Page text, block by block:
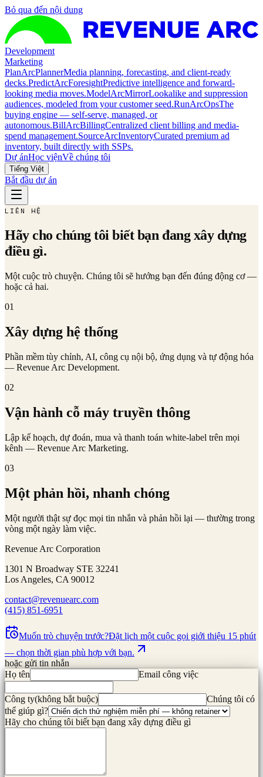
Bỏ qua đến nội dung
Development
Marketing
PlanArcPlannerMedia planning, forecasting, and client-ready
decks.PredictArcForesightPredictive intelligence and forward-
looking media moves.ModelArcMirrorLookalike and suppression
audiences, modeled from your customer seed.RunArcOpsThe
buying engine — self-serve, managed, or
autonomous.BillArcBillingCentralized client billing and media-
spend management.SourceArcInventoryCurated premium ad
inventory, built directly with SSPs.
Dự ánHọc việnVề chúng tôi
Tiếng Việt
Bắt đầu dự án
LIÊN HỆ
Hãy cho chúng tôi biết bạn đang xây dựng
điều gì.
Một cuộc trò chuyện. Chúng tôi sẽ hướng bạn đến đúng động cơ —
hoặc cả hai.
01
Xây dựng hệ thống
Phần mềm tùy chỉnh, AI, công cụ nội bộ, ứng dụng và tự động hóa
— Revenue Arc Development.
02
Vận hành cỗ máy truyền thông
Lập kế hoạch, dự đoán, mua và thanh toán white-label trên mọi
kênh — Revenue Arc Marketing.
03
Một phản hồi, nhanh chóng
Một người thật sự đọc mọi tin nhắn và phản hồi lại — thường trong
vòng một ngày làm việc.
Revenue Arc Corporation
1301 N Broadway STE 32241
Los Angeles, CA 90012
contact@revenuearc.com
(415) 851-6951
Muốn trò chuyện trước?Đặt lịch một cuộc gọi giới thiệu 15 phút
— chọn thời gian phù hợp với bạn.
hoặc gửi tin nhắn
Họ tên
Email công việc
Công ty(không bắt buộc)
Chúng tôi có
thể giúp gì?
Hãy cho chúng tôi biết bạn đang xây dựng điều gì